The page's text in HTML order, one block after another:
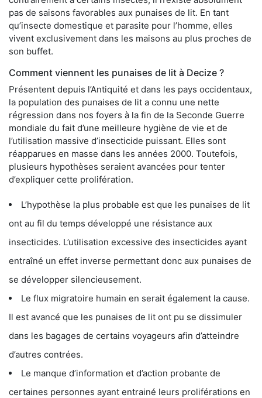
pas de saisons favorables aux punaises de lit. En tant
qu’insecte domestique et parasite pour l’homme, elles
vivent exclusivement dans les maisons au plus proches de
son buffet.
Comment viennent les punaises de lit à Decize ?
Présentent depuis l’Antiquité et dans les pays occidentaux,
la population des punaises de lit a connu une nette
régression dans nos foyers à la fin de la Seconde Guerre
mondiale du fait d’une meilleure hygiène de vie et de
l’utilisation massive d’insecticide puissant. Elles sont
réapparues en masse dans les années 2000. Toutefois,
plusieurs hypothèses seraient avancées pour tenter
d’expliquer cette prolifération.
L’hypothèse la plus probable est que les punaises de lit
ont au fil du temps développé une résistance aux
insecticides. L’utilisation excessive des insecticides ayant
entraîné un effet inverse permettant donc aux punaises de
se développer silencieusement.
Le flux migratoire humain en serait également la cause.
Il est avancé que les punaises de lit ont pu se dissimuler
dans les bagages de certains voyageurs afin d’atteindre
d’autres contrées.
Le manque d’information et d’action probante de
certaines personnes ayant entrainé leurs proliférations en